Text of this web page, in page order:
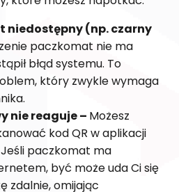
niedostępny (np. czarny
paczkomat nie ma
błąd systemu. To
który zwykle wymaga
nie reaguje – Możesz
kod QR w aplikacji
paczkomat ma
być może uda Ci się
zdalnie, omijając